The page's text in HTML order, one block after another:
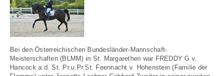
Bei den Österreichischen Bundesländer-Mannschaft-
Meisterschaften (BLMM) in St. Margarethen war FREDDY G v.
Hancock a.d. St. Pr.u.Pr.St. Feennacht v. Hohenstein (Familie der